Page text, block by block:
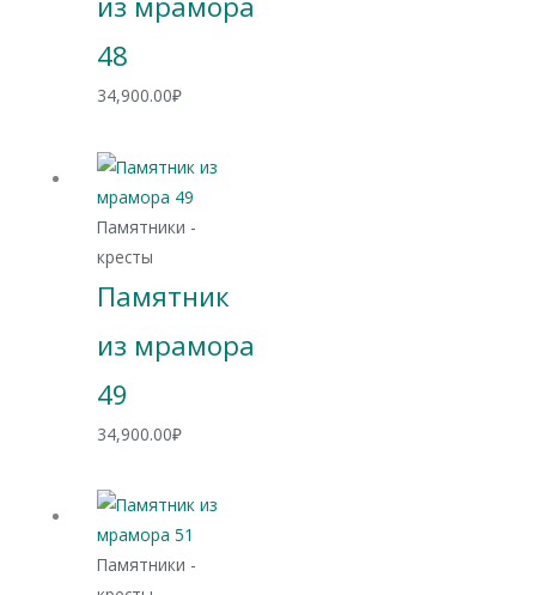
48
34,900.00₽
Памятники -
кресты
Памятник
из мрамора
49
34,900.00₽
Памятники -